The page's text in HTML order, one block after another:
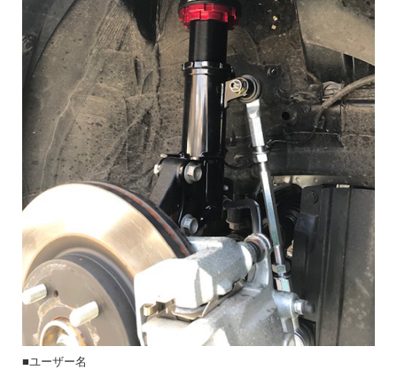
■ユーザー名